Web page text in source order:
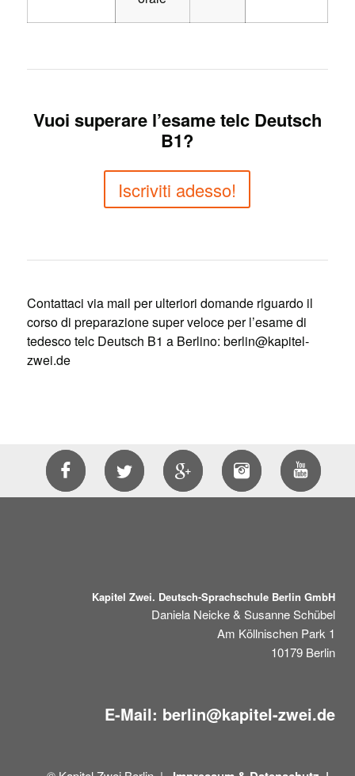
Vuoi superare l’esame telc Deutsch
B1?
Iscriviti adesso!
Contattaci via mail per ulteriori domande riguardo il
corso di preparazione super veloce per l’esame di
tedesco telc Deutsch B1 a Berlino: berlin@kapitel-
zwei.de
Kapitel Zwei. Deutsch-Sprachschule Berlin GmbH
Daniela Neicke & Susanne Schübel
Am Köllnischen Park 1
10179 Berlin
E-Mail: berlin@kapitel-zwei.de